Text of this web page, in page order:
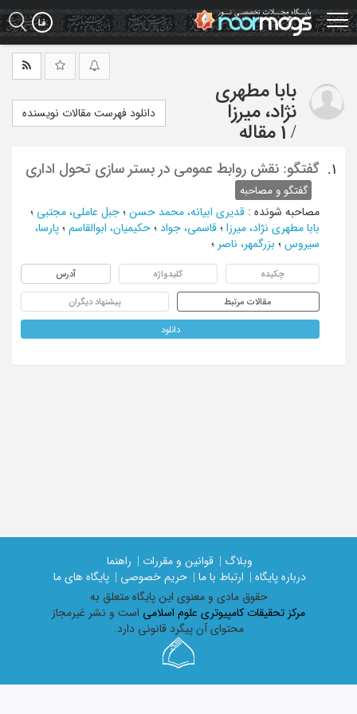
Skip
to
main
بابا مطهری
نژاد، میرزا
/ 1 مقاله
دانلود فهرست مقالات نویسنده
1. گفتگو: نقش روابط عمومی در بستر سازی تحول اداری
گفتگو و مصاحبه
مصاحبه شونده : قدیری ابیانه، محمد حسن ؛ جبل عاملی، مجتبی ؛
بابا مطهری نژاد، میرزا ؛ قاسمی، جواد ؛ حکیمیان، ابوالقاسم ؛ پارسا،
سیروس ؛ بزرگمهر، ناصر ؛
چکیده کلیدواژه آدرس
مقالات مرتبط پیشنهاد دیگران
دانلود
وبلاگ | قوانین و مقررات |
راهنما
درباره پایگاه |
ارتباط با ما | حریم خصوصی |
پایگاه های ما
حقوق مادی و معنوی اين پايگاه متعلق به
مرکز تحقیقات کامپیوتری علوم اسلامی است و نشر غیرمجاز
محتوای آن پیگرد قانونی دارد.